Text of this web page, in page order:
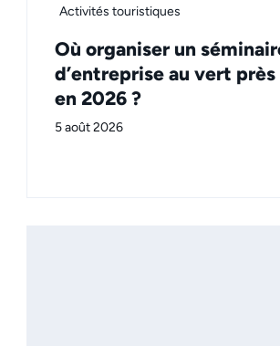
Activités touristiques
Où organiser un
d’entreprise au vert près
en 2026 ?
5 août 2026